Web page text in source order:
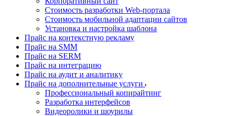
Стоимость разработки Web-портала
Стоимость мобильной адаптации сайтов
Установка и настройка шаблона
Прайс на контекстную рекламу
Прайс на SMM
Прайс на SERM
Прайс на интеграцию
Прайс на аудит и аналитику
Прайс на дополнительные услуги
Профессиональный копирайтинг
Разработка интерфейсов
Видеоролики и шоурилы